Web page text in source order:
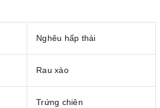
Nghêu hấp thái
Rau xào
Trứng chiên